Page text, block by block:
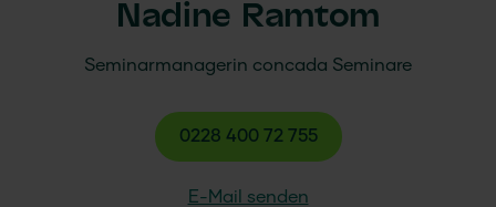
Nadine Ramtom
Seminarmanagerin concada Seminare
0228 400 72 755
E-Mail senden